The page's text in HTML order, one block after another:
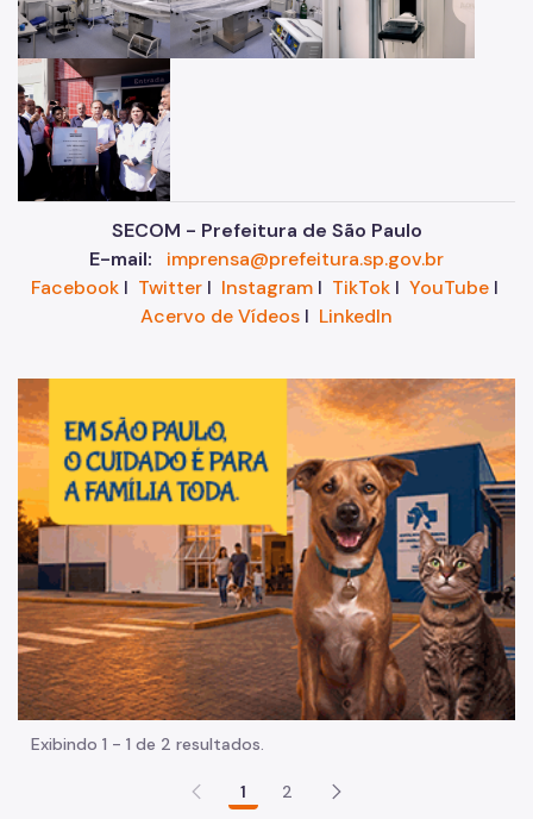
SECOM - Prefeitura de São Paulo
E-mail:
imprensa@prefeitura.sp.gov.br
FacebookI TwitterI InstagramI TikTokI YouTubeI
Acervo de Vídeos I LinkedIn
Exibindo 1 - 1 de 2 resultados.
1 2